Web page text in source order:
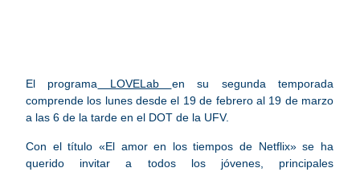
El programa LOVELab en su segunda temporada
comprende los lunes desde el 19 de febrero al 19 de marzo
a las 6 de la tarde en el DOT de la UFV.
Con el título «El amor en los tiempos de Netflix» se ha
querido invitar a todos los jóvenes, principales